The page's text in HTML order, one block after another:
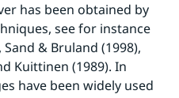
has been obtained by
see for instance
& Bruland (1998),
Kuittinen (1989). In
have been widely used